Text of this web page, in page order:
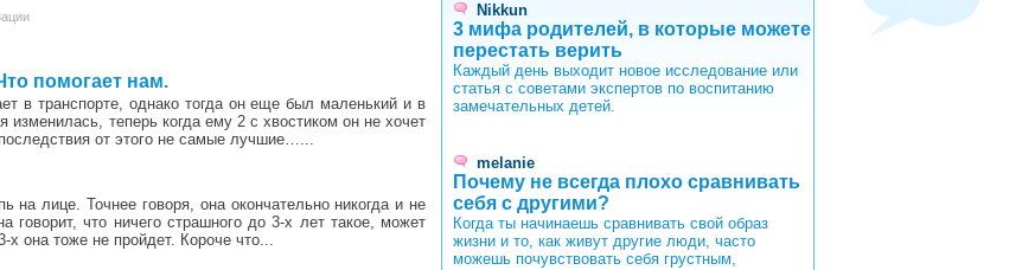
помогает нам.
в транспорте, однако тогда он еще был маленький и в
теперь когда ему 2 с хвостиком он не хочет
от этого не самые лучшие…...
лице. Точнее говоря, она окончательно никогда и не
что ничего страшного до 3-х лет такое, может
х она тоже не пройдет. Короче что...
Nikkun
3 мифа родителей, в которые можете
перестать верить
Каждый день выходит новое исследование или
статья с советами экспертов по воспитанию
замечательных детей.
melanie
Почему не всегда плохо сравнивать
себя с другими?
Когда ты начинаешь сравнивать свой образ
жизни и то, как живут другие люди, часто
можешь почувствовать себя грустным,